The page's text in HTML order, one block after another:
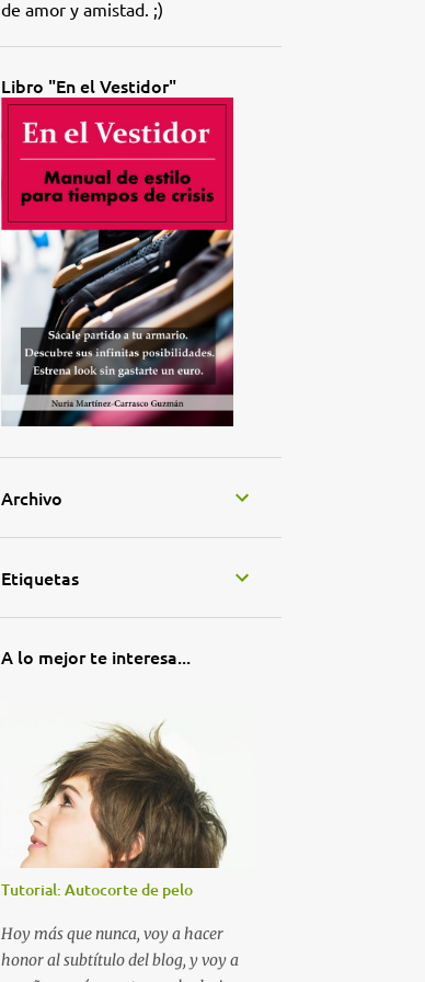
de amor y amistad. ;)
Libro "En el Vestidor"
Archivo
Etiquetas
A lo mejor te interesa...
Tutorial: Autocorte de pelo
Hoy más que nunca, voy a hacer
honor al subtítulo del blog, y voy a